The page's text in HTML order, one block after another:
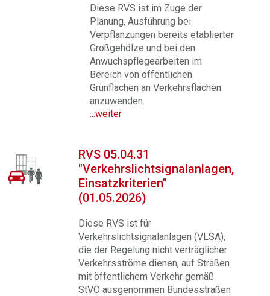
Diese RVS ist im Zuge der
Planung, Ausführung bei
Verpflanzungen bereits etablierter
Großgehölze und bei den
Anwuchspflegearbeiten im
Bereich von öffentlichen
Grünflächen an Verkehrsflächen
anzuwenden.
...weiter
RVS 05.04.31
"Verkehrslichtsignalanlagen,
Einsatzkriterien"
(01.05.2026)
Diese RVS ist für
Verkehrslichtsignalanlagen (VLSA),
die der Regelung nicht verträglicher
Verkehrsströme dienen, auf Straßen
mit öffentlichem Verkehr gemäß
StVO ausgenommen Bundesstraßen